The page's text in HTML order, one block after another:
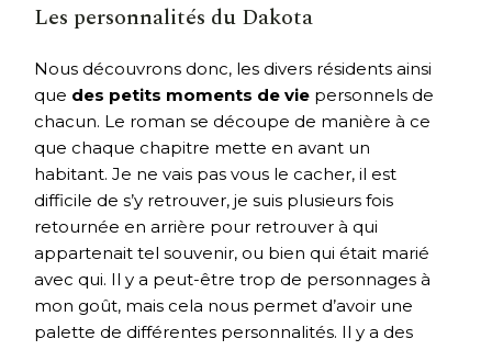
Les personnalités du Dakota
Nous découvrons donc, les divers résidents ainsi
que des petits moments de vie personnels de
chacun. Le roman se découpe de manière à ce
que chaque chapitre mette en avant un
habitant. Je ne vais pas vous le cacher, il est
difficile de s’y retrouver, je suis plusieurs fois
retournée en arrière pour retrouver à qui
appartenait tel souvenir, ou bien qui était marié
avec qui. Il y a peut-être trop de personnages à
mon goût, mais cela nous permet d’avoir une
palette de différentes personnalités. Il y a des